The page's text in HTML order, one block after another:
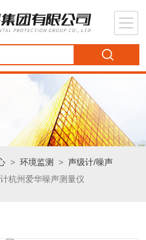
>环境监测 >声级计/噪声
杭州爱华噪声测量仪